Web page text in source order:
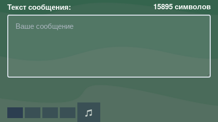
Текст сообщения: 15895символов